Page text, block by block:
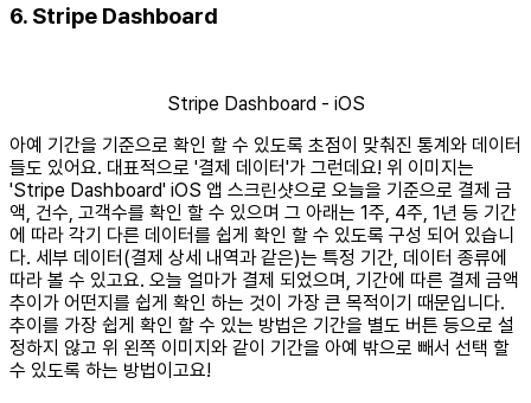
6. Stripe Dashboard
Stripe Dashboard - iOS
아예 기간을 기준으로 확인 할 수 있도록 초점이 맞춰진 통계와 데이터
들도 있어요. 대표적으로 '결제 데이터'가 그런데요! 위 이미지는
'Stripe Dashboard' iOS 앱 스크린샷으로 오늘을 기준으로 결제 금
액, 건수, 고객수를 확인 할 수 있으며 그 아래는 1주, 4주, 1년 등 기간
에 따라 각기 다른 데이터를 쉽게 확인 할 수 있도록 구성 되어 있습니
다. 세부 데이터(결제 상세 내역과 같은)는 특정 기간, 데이터 종류에
따라 볼 수 있고요. 오늘 얼마가 결제 되었으며, 기간에 따른 결제 금액
추이가 어떤지를 쉽게 확인 하는 것이 가장 큰 목적이기 때문입니다.
추이를 가장 쉽게 확인 할 수 있는 방법은 기간을 별도 버튼 등으로 설
정하지 않고 위 왼쪽 이미지와 같이 기간을 아예 밖으로 빼서 선택 할
수 있도록 하는 방법이고요!